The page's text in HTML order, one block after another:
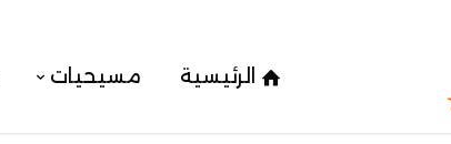
الرئيسية مسيحيات